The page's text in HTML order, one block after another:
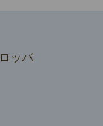
ッパ